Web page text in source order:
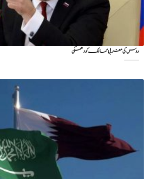
روس کی مغربی ممالک کو دھمکی